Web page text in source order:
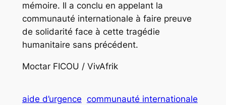
mémoire. Il a conclu en appelant la
communauté internationale à faire preuve
de solidarité face à cette tragédie
humanitaire sans précédent.
Moctar FICOU / VivAfrik
aide d’urgence communauté internationale